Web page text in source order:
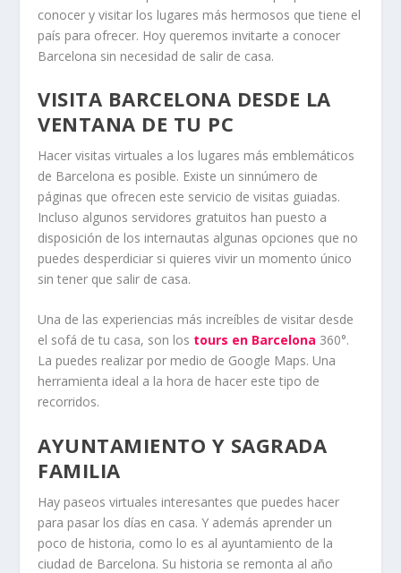
conocer y visitar los lugares más hermosos que tiene el
país para ofrecer. Hoy queremos invitarte a conocer
Barcelona sin necesidad de salir de casa.
VISITA BARCELONA DESDE LA
VENTANA DE TU PC
Hacer visitas virtuales a los lugares más emblemáticos
de Barcelona es posible. Existe un sinnúmero de
páginas que ofrecen este servicio de visitas guiadas.
Incluso algunos servidores gratuitos han puesto a
disposición de los internautas algunas opciones que no
puedes desperdiciar si quieres vivir un momento único
sin tener que salir de casa.
Una de las experiencias más increíbles de visitar desde
el sofá de tu casa, son los tours en Barcelona 360°.
La puedes realizar por medio de Google Maps. Una
herramienta ideal a la hora de hacer este tipo de
recorridos.
AYUNTAMIENTO Y SAGRADA
FAMILIA
Hay paseos virtuales interesantes que puedes hacer
para pasar los días en casa. Y además aprender un
poco de historia, como lo es al ayuntamiento de la
ciudad de Barcelona. Su historia se remonta al año